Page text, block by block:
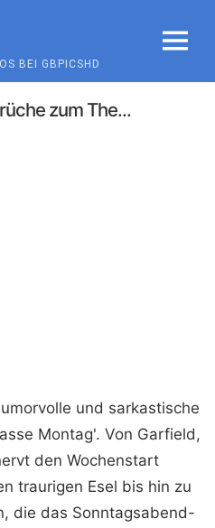
BEI GBPICSHD
MENU
zum The...
und sarkastische
Montag'. Von Garfield,
den Wochenstart
traurigen Esel bis hin zu
die das Sonntagsabend-